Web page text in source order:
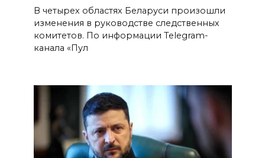
В четырех областях Беларуси произошли
изменения в руководстве следственных
комитетов. По информации Telegram-
канала «Пул